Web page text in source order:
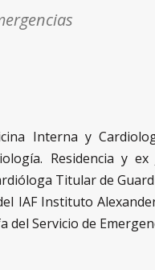
Interna y
Residencia y
Titular de
IAF Instituto
del Servicio de